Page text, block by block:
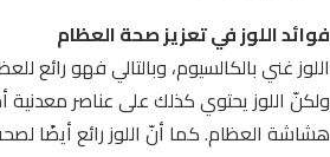
فوائد اللوز في تعزيز صحة العظام
اللوز غني بالكالسيوم، وبالتالي فهو
ولكنّ اللوز يحتوي كذلك على عناصر
هشاشة العظام. كما أنّ اللوز رائع أيضًا